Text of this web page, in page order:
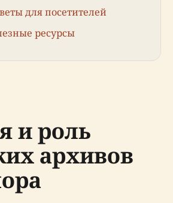
для посетителей
ресурсы
и роль
архивов